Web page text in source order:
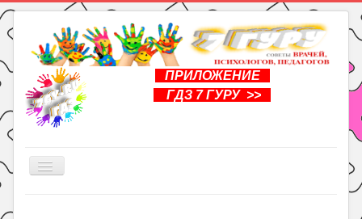
ПРИЛОЖЕНИЕ
ГДЗ 7 ГУРУ >>
Включить/